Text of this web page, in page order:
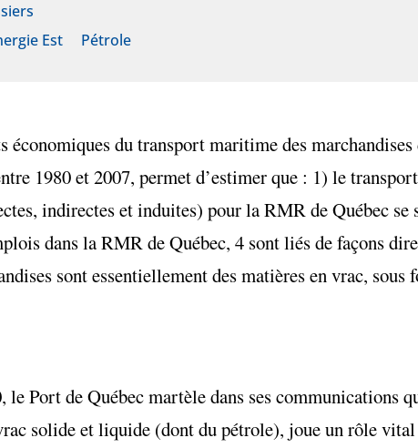
Est Pétrole
économiques du transport maritime des
1980 et 2007, permet d’estimer que : 1) le
indirectes et induites) pour la RMR de Québec
dans la RMR de Québec, 4 sont liés de façons
sont essentiellement des matières en vrac,
le Port de Québec martèle dans ses communications
solide et liquide (dont du pétrole), joue un rôle